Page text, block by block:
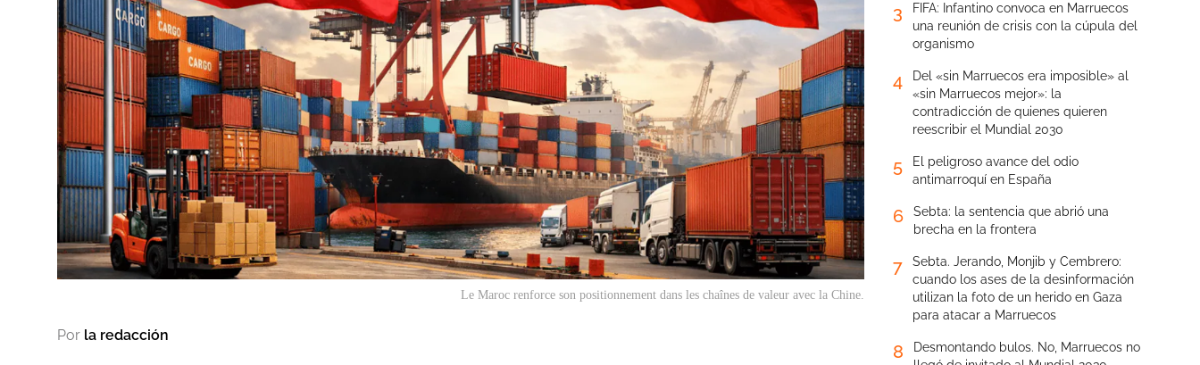
Le Maroc renforce son positionnement dans les chaînes de valeur avec la Chine.
Por la redacción
3
FIFA: Infantino convoca en Marruecos
una reunión de crisis con la cúpula del
organismo
4
Del «sin Marruecos era imposible» al
«sin Marruecos mejor»: la
contradicción de quienes quieren
reescribir el Mundial 2030
5
El peligroso avance del odio
antimarroquí en España
6
Sebta: la sentencia que abrió una
brecha en la frontera
7
Sebta. Jerando, Monjib y Cembrero:
cuando los ases de la desinformación
utilizan la foto de un herido en Gaza
para atacar a Marruecos
8
Desmontando bulos. No, Marruecos no